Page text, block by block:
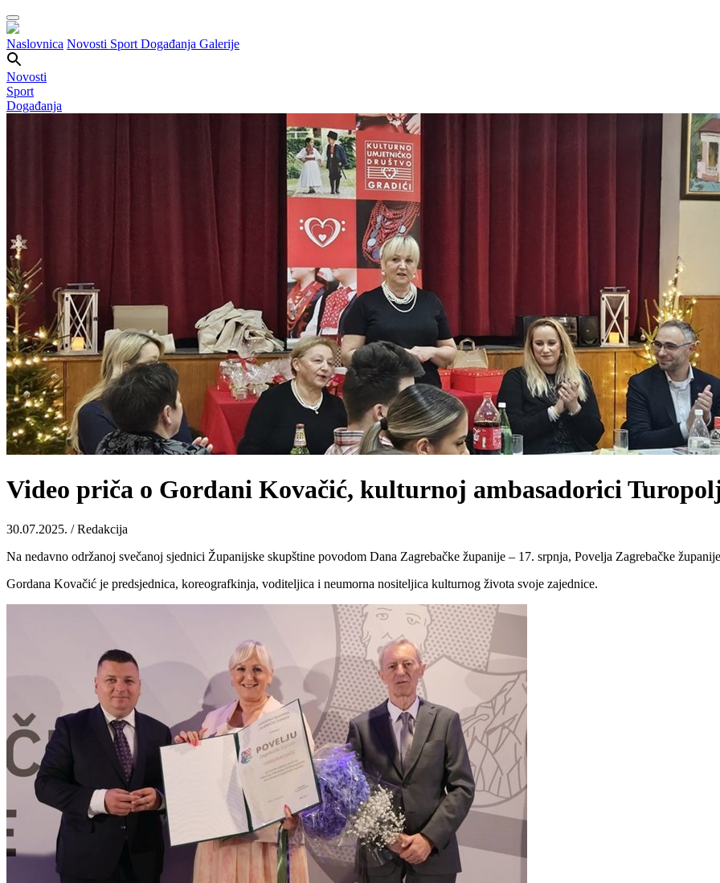
Naslovnica Novosti Sport Događanja Galerije
Novosti
Sport
Događanja
Video priča o Gordani Kovačić, kulturnoj ambasadorici
30.07.2025. / Redakcija
Na nedavno održanoj svečanoj sjednici Županijske skupštine povodom Dana Zagrebačke županije – 17. srpnja, Povelja Zagrebačke
Gordana Kovačić je predsjednica, koreografkinja, voditeljica i neumorna nositeljica kulturnog života svoje zajednice.